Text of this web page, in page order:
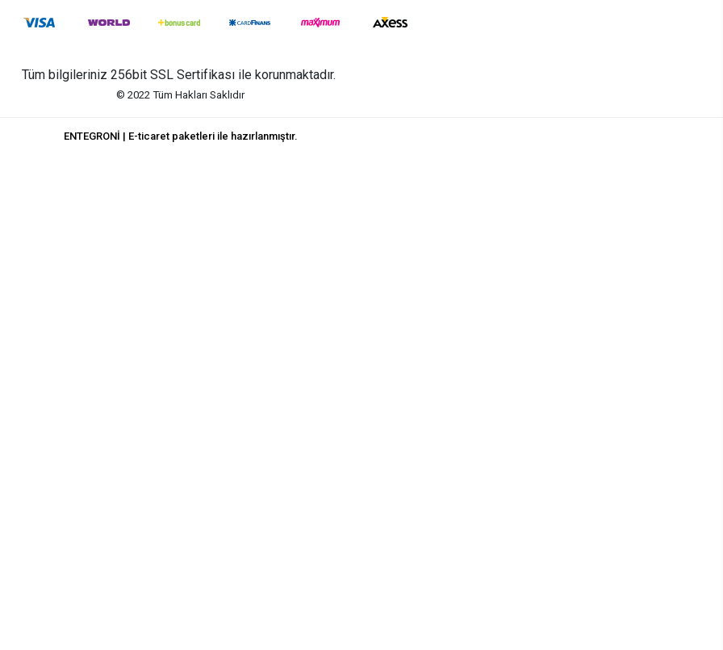
Tüm bilgileriniz 256bit SSL Sertifikası ile korunmaktadır.
© 2022Tüm Hakları Saklıdır
ENTEGRONİ | E-ticaret paketleri ile hazırlanmıştır.